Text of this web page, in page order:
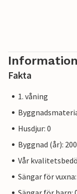
Fakta
1. våning
Husdjur: 0
Byggnad (år):
Vår
Sängar för